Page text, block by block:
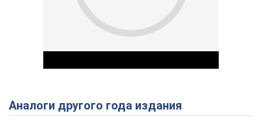
Аналоги другого года издания